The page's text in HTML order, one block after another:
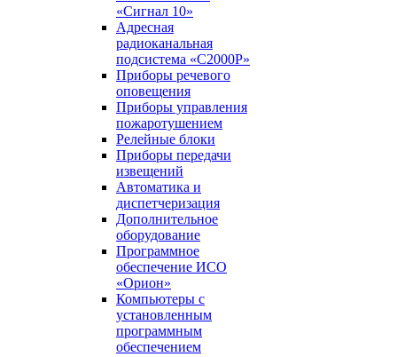
«Сигнал 10»
Адресная
радиоканальная
подсистема «С2000Р»
Приборы речевого
оповещения
Приборы управления
пожаротушением
Релейные блоки
Приборы передачи
извещений
Автоматика и
диспетчеризация
Дополнительное
оборудование
Программное
обеспечение ИСО
«Орион»
Компьютеры с
установленным
программным
обеспечением